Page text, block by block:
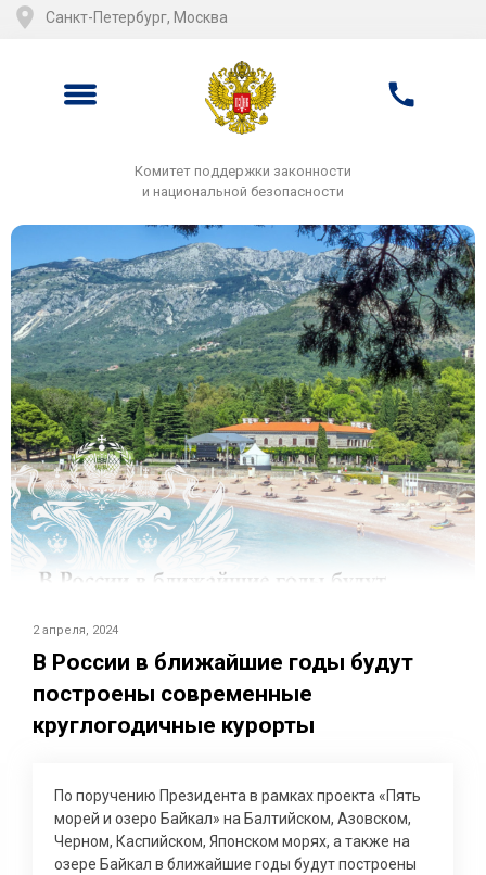
Санкт-Петербург, Москва
Комитет поддержки законности
и национальной безопасности
2 апреля, 2024
В России в ближайшие годы будут
построены современные
круглогодичные курорты
По поручению Президента в рамках проекта «Пять
морей и озеро Байкал» на Балтийском, Азовском,
Черном, Каспийском, Японском морях, а также на
озере Байкал в ближайшие годы будут построены